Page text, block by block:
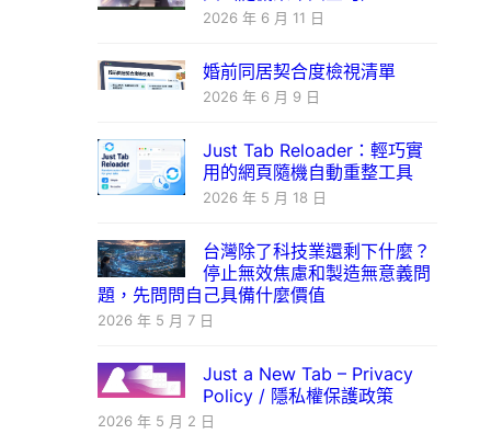
2026 年 6 月 11 日
婚前同居契合度檢視清單
2026 年 6 月 9 日
Just Tab Reloader：輕巧實
用的網頁隨機自動重整工具
2026 年 5 月 18 日
台灣除了科技業還剩下什麼？
停止無效焦慮和製造無意義問
題，先問問自己具備什麼價值
2026 年 5 月 7 日
Just a New Tab – Privacy
Policy / 隱私權保護政策
2026 年 5 月 2 日